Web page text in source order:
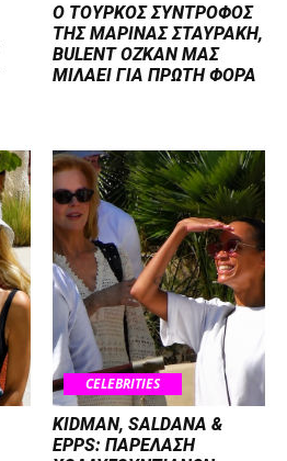
Ο ΤΟΥΡΚΟΣ ΣΥΝΤΡΟΦΟΣ
ΤΗΣ ΜΑΡΙΝΑΣ ΣΤΑΥΡΑΚΗ,
BULENT OZKAN ΜΑΣ
ΜΙΛΑΕΙ ΓΙΑ ΠΡΩΤΗ ΦΟΡΑ
CELEBRITIES
KIDMAN, SALDANA &
EPPS: ΠΑΡΕΛΑΣΗ